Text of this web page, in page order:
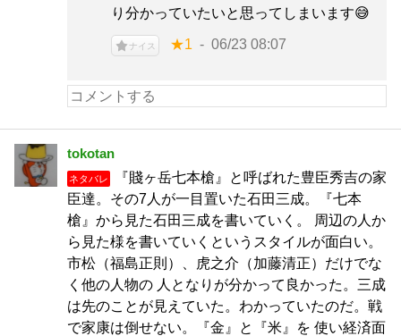
り分かっていたいと思ってしまいます😅
ナイス ★1 06/23 08:07
tokotan
ネタバレ
『賤ヶ岳七本槍』と呼ばれた豊臣秀吉の家
臣達。その7人が一目置いた石田三成。『七本
槍』から見た石田三成を書いていく。 周辺の人か
ら見た様を書いていくというスタイルが面白い。
市松（福島正則）、虎之介（加藤清正）だけでな
く他の人物の 人となりが分かって良かった。三成
は先のことが見えていた。わかっていたのだ。戦
で家康は倒せない。『金』と『米』を 使い経済面